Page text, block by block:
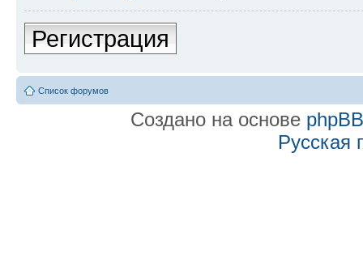
Регистрация
Список форумов
Создано на основе phpBB
Русская